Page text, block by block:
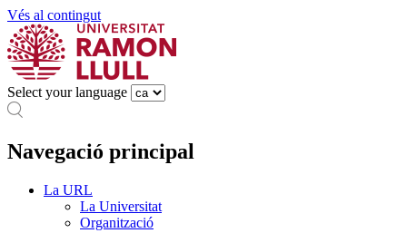
Vés al contingut
Select your language
Navegació principal
La URL
La Universitat
Organització